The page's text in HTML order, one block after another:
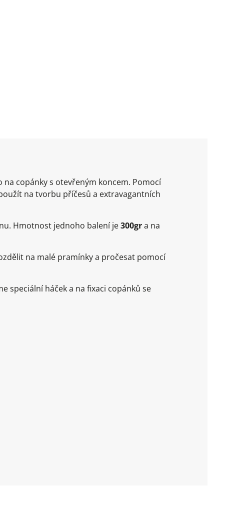
copánky s otevřeným koncem. Pomocí
na tvorbu příčesů a extravagantních
Hmotnost jednoho balení je300gra na
na malé pramínky a pročesat pomocí
speciální háček a na fixaci copánků se